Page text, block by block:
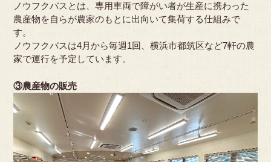
ノウフクバスとは、専用車両で障がい者が生産に携わった
農産物を自らが農家のもとに出向いて集荷する仕組みで
す。
ノウフクバスは4月から毎週1回、横浜市都筑区など7軒の農
家で運行を予定しています。
③農産物の販売